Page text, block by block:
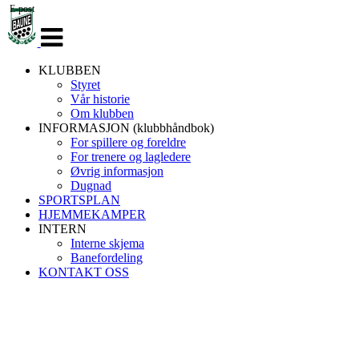
navigasjon
KLUBBEN
Styret
Vår historie
Om klubben
INFORMASJON (klubbhåndbok)
For spillere og foreldre
For trenere og lagledere
Øvrig informasjon
Dugnad
SPORTSPLAN
HJEMMEKAMPER
INTERN
Interne skjema
Banefordeling
KONTAKT OSS
E-post